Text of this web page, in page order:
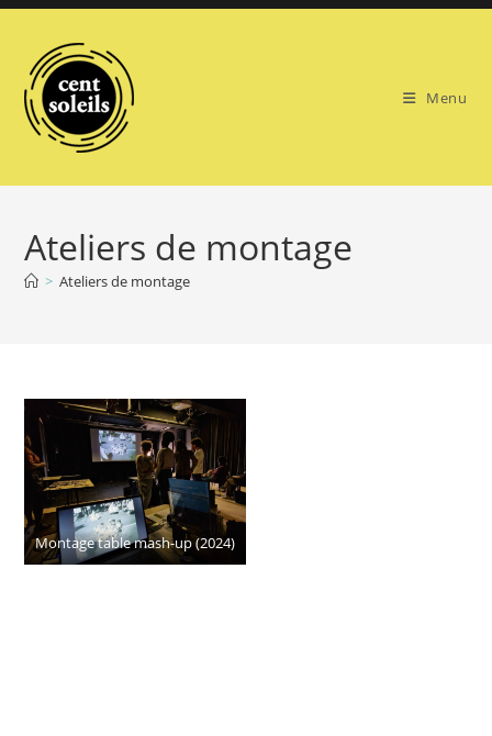
Skip
content
Menu
Ateliers de montage
> Ateliers de montage
Montage table mash-up (2024)